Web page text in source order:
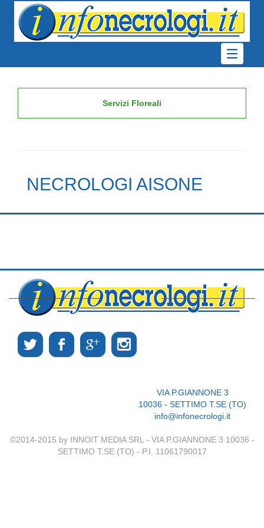
Servizi Floreali
NECROLOGI AISONE
VIA P.GIANNONE 3
10036 - SETTIMO T.SE (TO)
info@infonecrologi.it
©2014-2015 by INNOIT MEDIA SRL - VIA P.GIANNONE 3 10036 -
SETTIMO T.SE (TO) - P.I. 11061790017